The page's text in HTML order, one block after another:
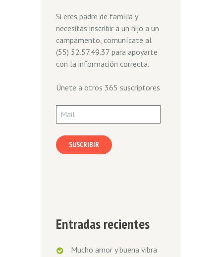
Si eres padre de familia y
necesitas inscribir a un hijo a un
campamento, comunícate al
(55) 52.57.49.37 para apoyarte
con la información correcta.
Únete a otros 365 suscriptores
Mail
SUSCRIBIR
Entradas recientes
Mucho amor y buena vibra